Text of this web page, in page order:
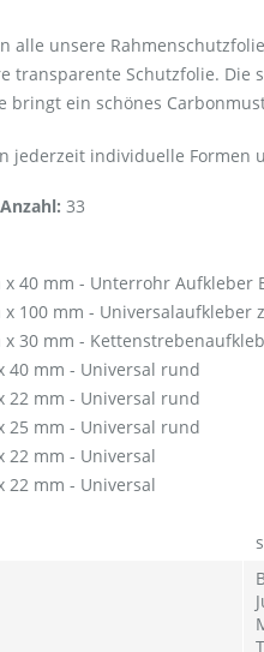
alle unsere
transparente Schutzfolie. Die
bringt ein schönes
jederzeit individuelle Formen
33
x 40 mm - Unterrohr Aufkleber
x 100 mm - Universalaufkleber
x 30 mm -
40 mm - Universal rund
22 mm - Universal rund
25 mm - Universal rund
22 mm - Universal
22 mm - Universal